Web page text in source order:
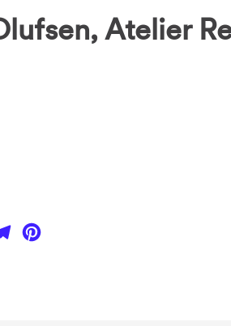
Atelier
Telegram